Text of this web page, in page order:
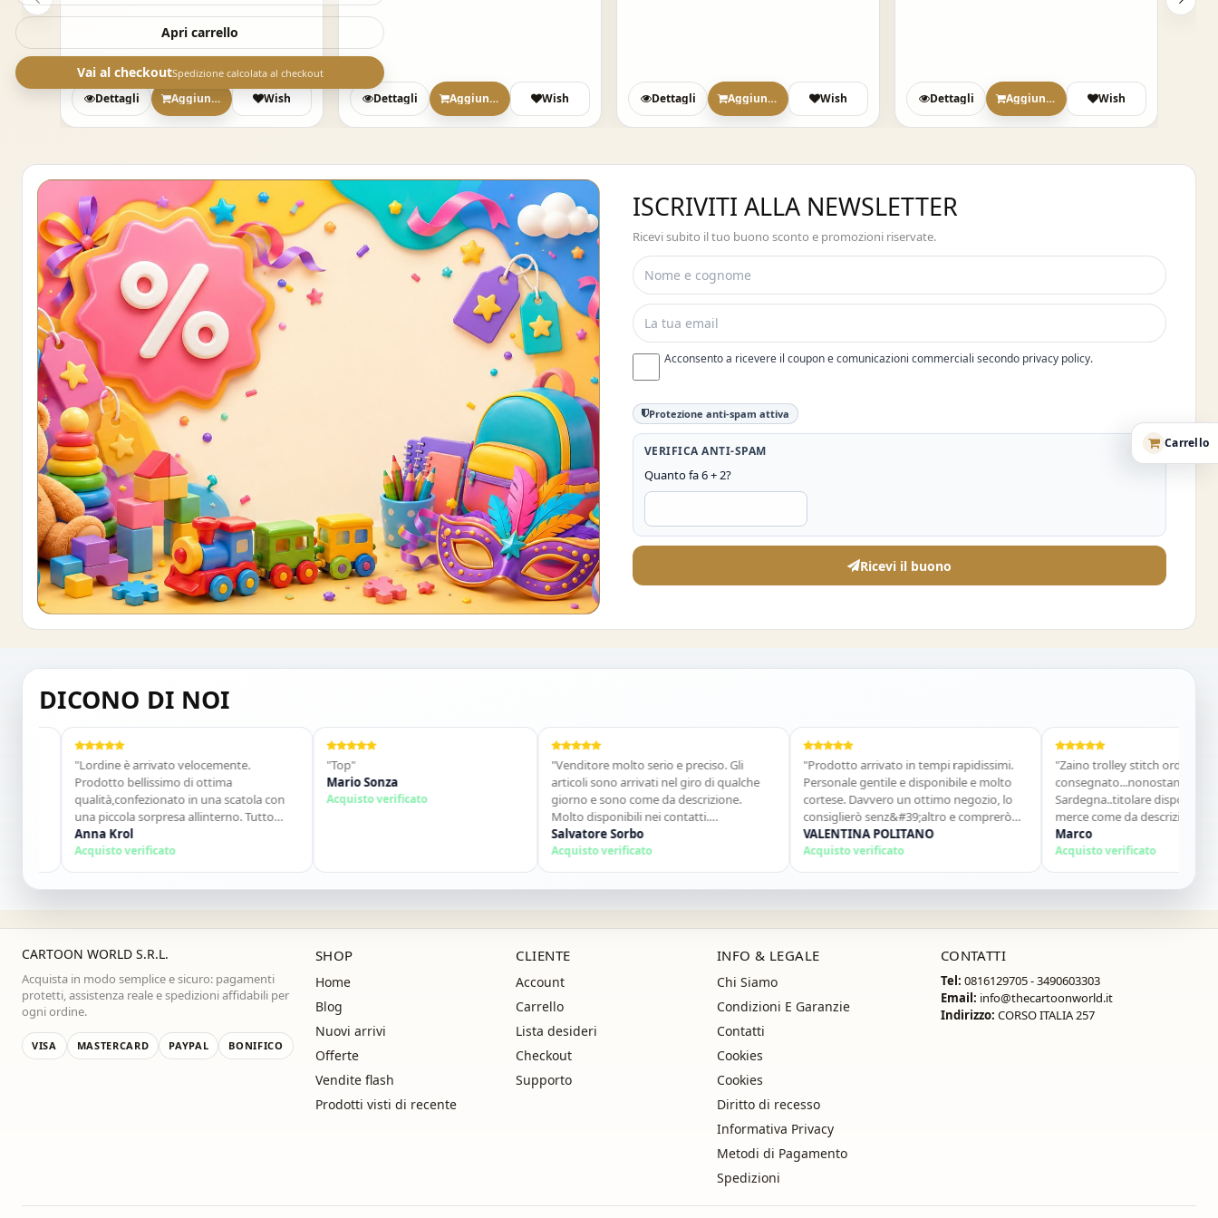
Apri carrello
Vai al checkoutSpedizione calcolata al checkout
Carrello
Dettagli Aggiungi Wish Dettagli Aggiungi Wish Dettagli Aggiungi Wish Dettagli Aggiungi Wish
ISCRIVITI E OTTIENI SUBITO UNO SCONTO DEL 10%
ISCRIVITI ALLA NEWSLETTER
Ricevi subito il tuo buono sconto e promozioni riservate.
Acconsento a ricevere il coupon e comunicazioni commerciali secondo privacy policy.
Protezione anti-spam attiva
VERIFICA ANTI-SPAM
Quanto fa 6 + 2?
Ricevi il buono
DICONO DI NOI
"Lordine è arrivato velocemente.
Prodotto bellissimo di ottima
qualità,confezionato in una scatola con
una piccola sorpresa allinterno. Tutto
perfetto. Lo consiglio vivamente. Grazie
,alla prossima!"
Anna Krol
Acquisto verificato
Mario Sonza
Acquisto verificato
"Venditore molto serio e preciso. Gli
articoli sono arrivati nel giro di qualche
giorno e sono come da descrizione.
Molto disponibili nei contatti.
Consigliato."
Salvatore Sorbo
Acquisto verificato
"Prodotto arrivato in tempi rapidissimi.
Personale gentile e disponibile e molto
cortese. Davvero un ottimo negozio, lo
consiglierò senz&#39;altro e comprerò
ancora!"
VALENTINA POLITANO
Acquisto verificato
"Zaino trolley stitch ordinato
consegnato...nonostante mi trovo
Sardegna..titolare disponibile e
merce come da descrizione
ottimo...sito super consigliato"
Marco
Acquisto verificato
CARTOON WORLD S.R.L.
Acquista in modo semplice e sicuro: pagamenti
protetti, assistenza reale e spedizioni affidabili per
ogni ordine.
VISA MASTERCARD PAYPAL BONIFICO
SHOP
Home
Blog
Nuovi arrivi
Offerte
Vendite flash
Prodotti visti di recente
CLIENTE
Account
Carrello
Lista desideri
Checkout
Supporto
INFO & LEGALE
Chi Siamo
Condizioni E Garanzie
Contatti
Cookies
Cookies
Diritto di recesso
Informativa Privacy
Metodi di Pagamento
Spedizioni
CONTATTI
Tel: 0816129705 - 3490603303
Email: info@thecartoonworld.it
Indirizzo: CORSO ITALIA 257